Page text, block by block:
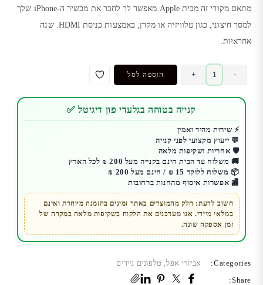
מתאם מקורי זה מבית Apple מאפשר לך לחבר את מכשיר ה-iPhone שלך
למסך חיצוני, כגון טלוויזיה או מקרן, באמצעות כניסת HDMI. שנה
אחראיות.
-
כמות
של
מתאם
מקורי
|
iPhone
ל-
HDMI
+
טעינה
רשמי
+ הוספה לסל
קנייה בטוחה בגלעדי פון דיגיטל ✅
⚡ שירות מהיר ואמין
💬 ייעוץ מקצועי לפני קנייה
🛡️ אחריות ושקיפות מלאה
🚚 משלוח עד הבית חינם בקנייה מעל 200 ₪ לכל הארץ
📦 משלוח ללוקר 15 ₪ / חינם מעל 200 ₪
🏬 אפשרות איסוף מהחנות ברחובות
חשוב לדעת: חלק מהמוצרים באתר זמינים בהזמנה מיוחדת ואינם
במלאי מיידי. אנו מעדכנים את הלקוח בשקיפות מלאה במקרה של
זמן אספקה שונה.
Categories: אביזרי אפל טלפונים ניידים
Share: